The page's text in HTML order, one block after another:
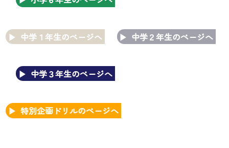
中学１年生のページへ 中学２年生のページへ
中学３年生のページへ
特別企画ドリルのページへ